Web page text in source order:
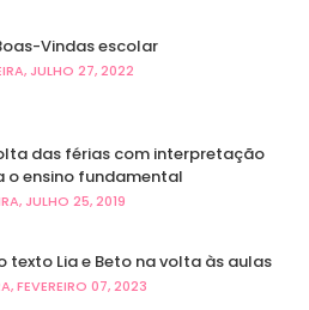
Vindas escolar
JULHO 27, 2022
das férias com interpretação
o ensino fundamental
JULHO 25, 2019
texto Lia e Beto na volta às aulas
FEVEREIRO 07, 2023